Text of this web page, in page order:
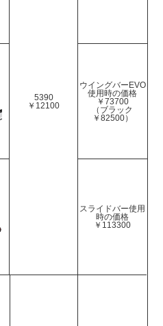
5390
￥12100
ウイングバーEVO
使用時の価格
￥73700
（ブラック
￥82500）
スライドバー使用
時の価格
￥113300